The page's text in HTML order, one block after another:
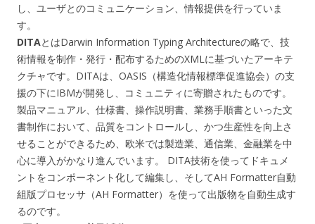
し、ユーザとのコミュニケーション、情報提供を行っていま
す。
DITAとはDarwin Information Typing Architectureの略で、技
術情報を制作・発行・配布するためのXMLに基づいたアーキテ
クチャです。DITAは、OASIS（構造化情報標準促進協会）の支
援の下にIBMが開発し、コミュニティに寄贈されたものです。
製品マニュアル、仕様書、操作説明書、業務手順書といった文
書制作において、品質をコントロールし、かつ生産性を向上さ
せることができるため、欧米では製造業、通信業、金融業を中
心に導入がかなり進んでいます。 DITA技術を使ってドキュメ
ントをコンポーネント化して編集し、そしてAH Formatter自動
組版プロセッサ（AH Formatter）を使って出版物を自動生成す
るのです。